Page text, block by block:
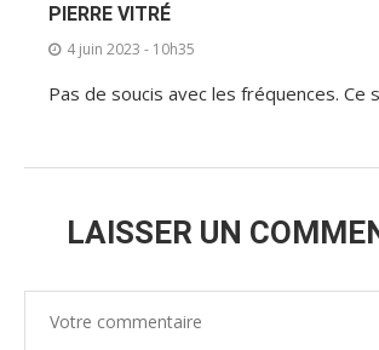
PIERRE VITRÉ
4 juin 2023 - 10h35
Pas de soucis avec les fréquences. Ce
LAISSER UN